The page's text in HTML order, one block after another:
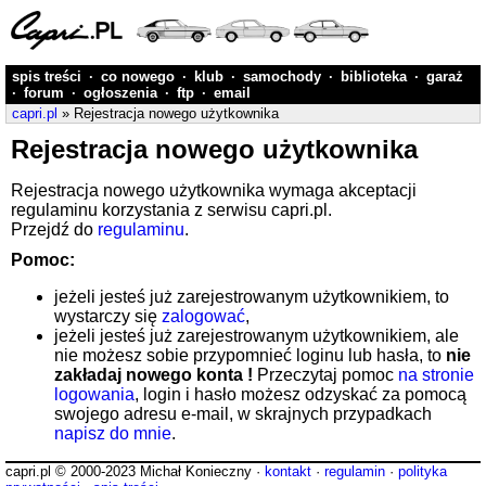
spis treści · co nowego · klub · samochody · biblioteka · garaż
· forum · ogłoszenia · ftp · email
capri.pl » Rejestracja nowego użytkownika
Rejestracja nowego użytkownika
Rejestracja nowego użytkownika wymaga akceptacji
regulaminu korzystania z serwisu capri.pl.
Przejdź do regulaminu.
Pomoc:
jeżeli jesteś już zarejestrowanym użytkownikiem, to
wystarczy się zalogować,
jeżeli jesteś już zarejestrowanym użytkownikiem, ale
nie możesz sobie przypomnieć loginu lub hasła, to nie
zakładaj nowego konta ! Przeczytaj pomoc na stronie
logowania, login i hasło możesz odzyskać za pomocą
swojego adresu e-mail, w skrajnych przypadkach
napisz do mnie.
capri.pl © 2000-2023 Michał Konieczny · kontakt · regulamin · polityka